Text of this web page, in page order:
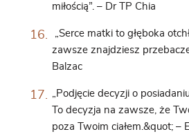
miłością”. – Dr TP Chia
„Serce matki to głęboka
zawsze znajdziesz
Balzac
„Podjęcie decyzji o
To decyzja na zawsze, że
poza Twoim ciałem.&quot; –